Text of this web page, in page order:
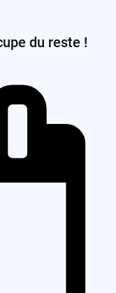
du reste !